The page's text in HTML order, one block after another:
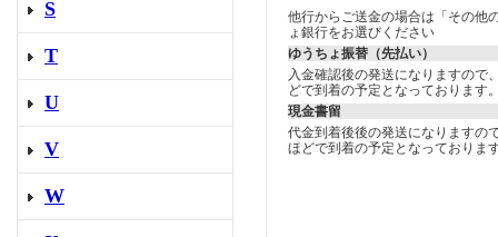
S
T
U
V
W
他行からご送金の場合は「その他
ょ銀行をお選びください
ゆうちょ振替（先払い）
入金確認後の発送になりますので
どで到着の予定となっております
現金書留
代金到着後後の発送になりますの
ほどで到着の予定となっておりま